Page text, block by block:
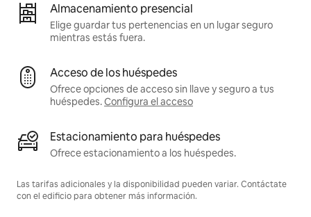
Almacenamiento presencial
Elige guardar tus pertenencias en un lugar seguro
mientras estás fuera.
Acceso de los huéspedes
Ofrece opciones de acceso sin llave y seguro a tus
huéspedes.Configura el acceso
Estacionamiento para huéspedes
Ofrece estacionamiento a los huéspedes.
Las tarifas adicionales y la disponibilidad pueden variar. Contáctate
con el edificio para obtener más información.